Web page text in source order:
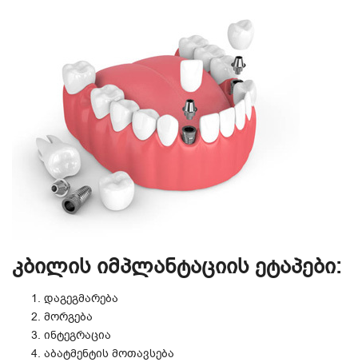
კბილის იმპლანტაციის ეტაპები:
დაგეგმარება
მორგება
ინტეგრაცია
აბატმენტის მოთავსება